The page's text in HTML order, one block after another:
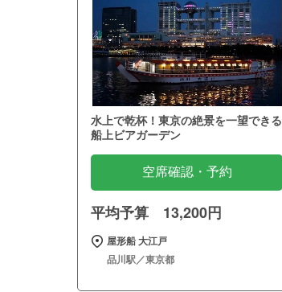
水上で乾杯！東京の絶景を一望できる
船上ビアガーデン
空席確認・予約
平均予算 13,200円
屋形船 大江戸
品川駅／東京都